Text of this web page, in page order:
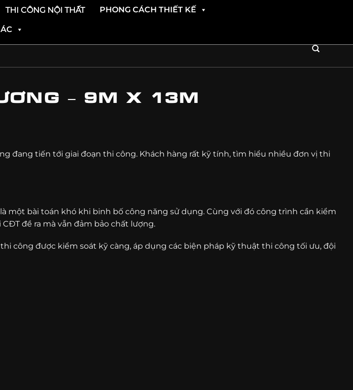
THI CÔNG NỘI THẤT PHONG CÁCH THIẾT KẾ
– 9M X 13M
đang tiến tới giai đoạn thi công. Khách hàng rất kỹ tính, tìm hiểu nhiều đơn vị thi
một bài toán khó khi binh bố công năng sử dụng. Cùng với đó công trình cần kiểm
đề ra mà vẫn đảm bảo chất lượng.
công được kiểm soát kỹ càng, áp dụng các biện pháp kỹ thuật thi công tối ưu, đội